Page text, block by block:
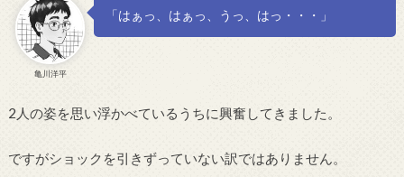
亀川洋平
「はぁっ、はぁっ、うっ、はっ・・・」
2人の姿を思い浮かべているうちに興奮してきました。
ですがショックを引きずっていない訳ではありません。